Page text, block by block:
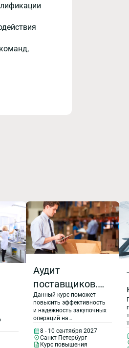
Аудит
поставщиков.
Контроль
качества
поставок как
инструмент
Данный курс поможет
повысить эффективность
и надежность закупочных
операций на
риски некачественных
поставок, предотвратить
8 - 10 сентября 2027
Санкт-Петербург
Курс повышения